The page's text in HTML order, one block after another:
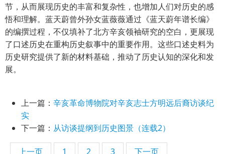
节，从而展现历史的丰富和复杂性，也增加人们对历史的感
悟和理解。蓝天蔚曾外孙女蓝薇薇通过《蓝天蔚年谱长编》
的编撰过程，不仅填补了北方辛亥领袖研究的空白，更展现
了口述历史在重构历史叙事中的重要作用。这些口述史料为
历史研究提供了新的材料基础，推动了历史认知的深化和发
展。
上一篇： 辛亥革命博物院对辛亥志士方明远后裔访谈纪
实
下一篇： 从访谈提纲到历史图景（连载2）
上一页 1 2 3 下一页